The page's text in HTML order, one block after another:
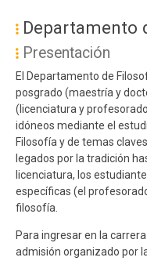
ES Departamento
Presentación
El Departamento de
posgrado (maestría y
(licenciatura y
idóneos mediante el
Filosofía y de temas
legados por la tradición
licenciatura, los
específicas (el
filosofía.
Para ingresar en la
admisión organizado por